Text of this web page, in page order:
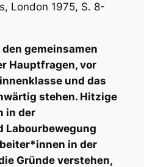
London 1975, S. 8-
gemeinsamen
Hauptfragen, vor
und das
stehen. Hitzige
in der
Labourbewegung
in der
Gründe verstehen,